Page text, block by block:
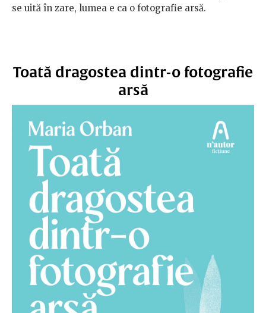
se uită în zare, lumea e ca o fotografie arsă.
Toată dragostea dintr-o fotografie
arsă